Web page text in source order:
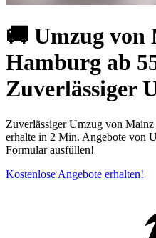
🚚 Umzug von
Hamburg ab
Zuverlässiger
Zuverlässiger Umzug von
erhalte in 2 Min. Angebote von
Formular ausfüllen!
Kostenlose Angebote erhalten!